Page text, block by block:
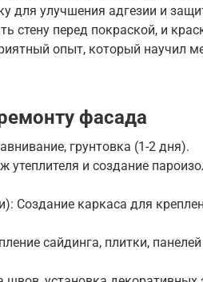
для улучшения адгезии и
стену перед покраской, и
опыт, который научил
фасада
грунтовка (1-2 дня).
и создание
Создание каркаса для
сайдинга, плитки,